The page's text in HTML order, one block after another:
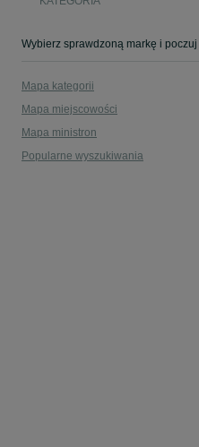
Mapa kategorii
Mapa miejscowości
Mapa ministron
Popularne wyszukiwania